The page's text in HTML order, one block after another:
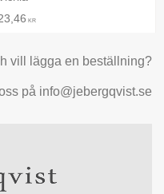
KR
vill lägga en beställning?
på info@jebergqvist.se